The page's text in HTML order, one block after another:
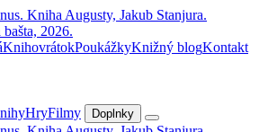
KnihovrátokPoukážkyKnižný blogKontakt
HryFilmy Doplnky